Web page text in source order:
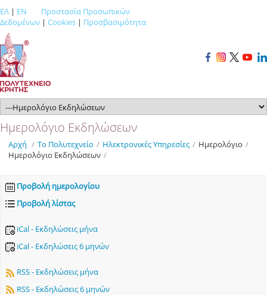
ΕΛ | EN
Προστασία Προσωπικών
Δεδομένων | Cookies | Προσβασιμότητα
Ημερολόγιο Εκδηλώσεων
Αρχή / Το Πολυτεχνείο / Ηλεκτρονικές Υπηρεσίες / Ημερολόγιο /
Ημερολόγιο Εκδηλώσεων /
Προβολή ημερολογίου
Προβολή λίστας
iCal - Εκδηλώσεις μήνα
iCal - Εκδηλώσεις 6 μηνών
RSS - Εκδηλώσεις μήνα
RSS - Εκδηλώσεις 6 μηνών